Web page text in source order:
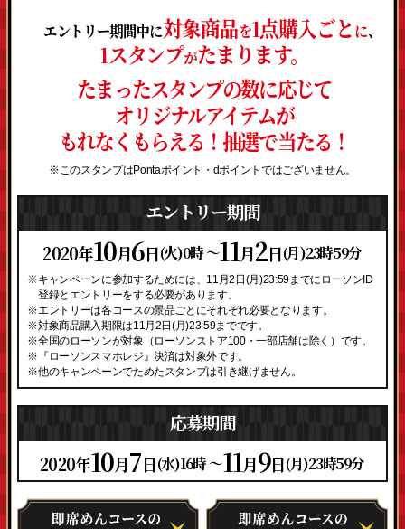
エントリー期間中に対象商品を1点購入ごとに、
1スタンプがたまります。
たまったスタンプの数に応じて
オリジナルアイテムが
もれなくもらえる！抽選で当たる！
※このスタンプはPontaポイント・dポイントではございません。
エントリー期間
2020年10月6日(火)0時 ～11月2日(月)23時59分
※キャンペーンに参加するためには、11月2日(月)23:59までにローソンID
登録とエントリーをする必要があります。
※エントリーは各コースの景品ごとにそれぞれ必要となります。
※対象商品購入期限は11月2日(月)23:59までです。
※全国のローソンが対象（ローソンストア100・一部店舗は除く）です。
※『ローソンスマホレジ』決済は対象外です。
※他のキャンペーンでためたスタンプは引き継げません。
応募期間
2020年10月7日(水)16時 ～11月9日(月)23時59分